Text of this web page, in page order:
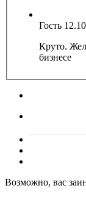
Гость
Круто.
бизнесе
Возможно, вас